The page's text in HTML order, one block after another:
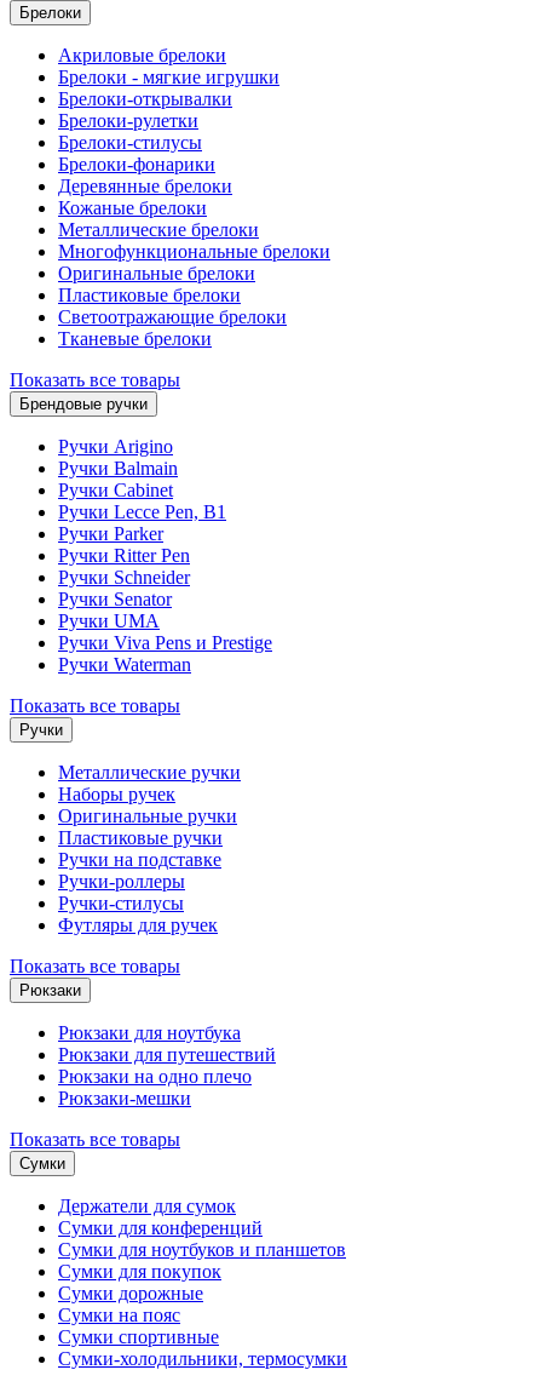
Брелоки
Акриловые брелоки
Брелоки - мягкие игрушки
Брелоки-открывалки
Брелоки-рулетки
Брелоки-стилусы
Брелоки-фонарики
Деревянные брелоки
Кожаные брелоки
Металлические брелоки
Многофункциональные брелоки
Оригинальные брелоки
Пластиковые брелоки
Светоотражающие брелоки
Тканевые брелоки
Показать все товары
Брендовые ручки
Ручки Arigino
Ручки Balmain
Ручки Cabinet
Ручки Lecce Pen, B1
Ручки Parker
Ручки Ritter Pen
Ручки Schneider
Ручки Senator
Ручки UMA
Ручки Viva Pens и Prestige
Ручки Waterman
Показать все товары
Ручки
Металлические ручки
Наборы ручек
Оригинальные ручки
Пластиковые ручки
Ручки на подставке
Ручки-роллеры
Ручки-стилусы
Футляры для ручек
Показать все товары
Рюкзаки
Рюкзаки для ноутбука
Рюкзаки для путешествий
Рюкзаки на одно плечо
Рюкзаки-мешки
Показать все товары
Сумки
Держатели для сумок
Сумки для конференций
Сумки для ноутбуков и планшетов
Сумки для покупок
Сумки дорожные
Сумки на пояс
Сумки спортивные
Сумки-холодильники, термосумки